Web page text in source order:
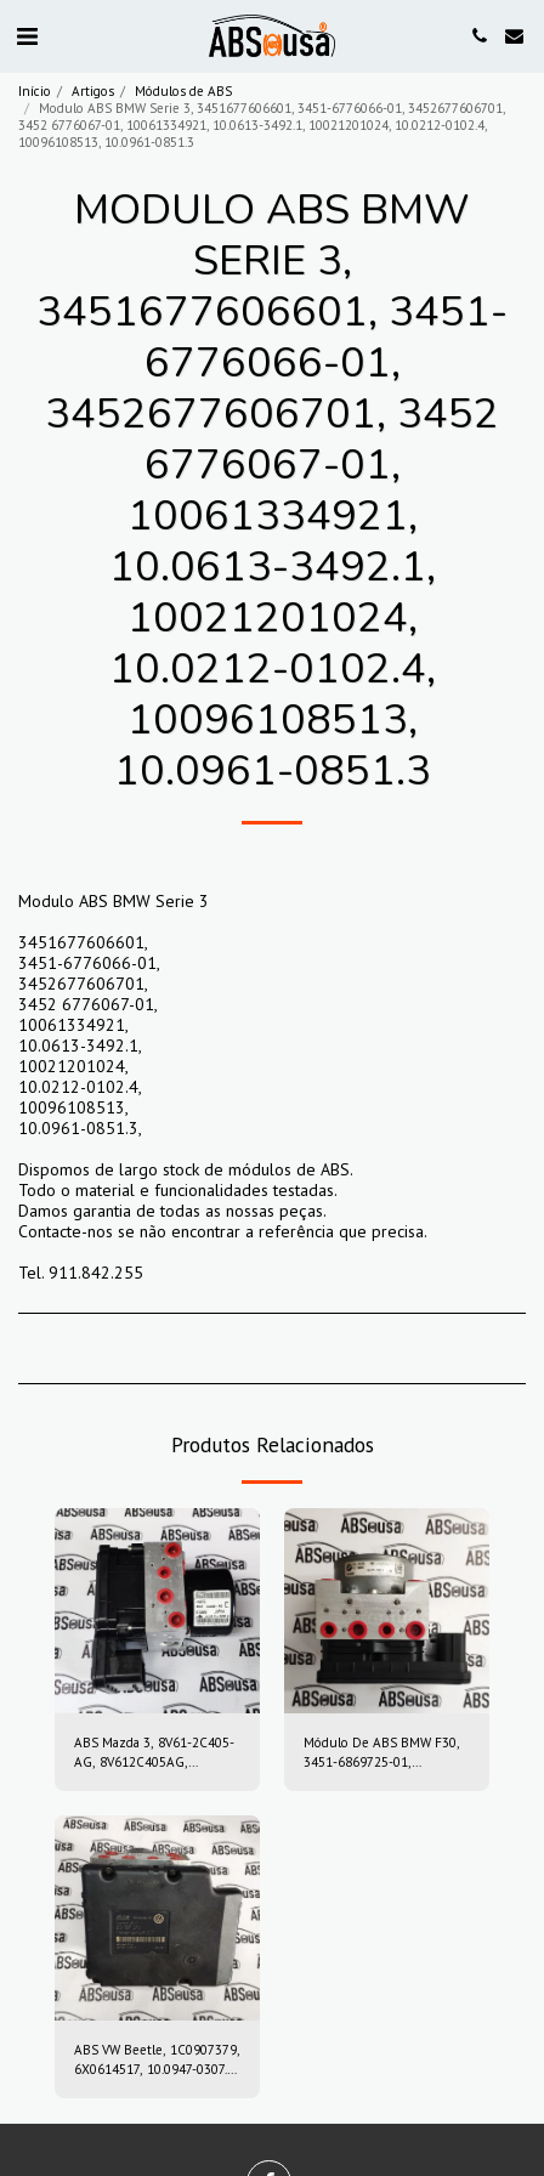
Início Artigos
Módulos de ABS
Modulo ABS BMW Serie 3, 3451677606601, 3451-6776066-01, 3452677606701,
3452 6776067-01, 10061334921, 10.0613-3492.1, 10021201024, 10.0212-0102.4,
10096108513, 10.0961-0851.3
MODULO ABS BMW
SERIE 3,
3451677606601, 3451-
6776066-01,
3452677606701, 3452
6776067-01,
10061334921,
10.0613-3492.1,
10021201024,
10.0212-0102.4,
10096108513,
10.0961-0851.3
Modulo ABS BMW Serie 3
3451677606601,
3451-6776066-01,
3452677606701,
3452 6776067-01,
10061334921,
10.0613-3492.1,
10021201024,
10.0212-0102.4,
10096108513,
10.0961-0851.3,
Dispomos de largo stock de módulos de ABS.
Todo o material e funcionalidades testadas.
Damos garantia de todas as nossas peças.
Contacte-nos se não encontrar a referência que precisa.
Tel. 911.842.255
Produtos Relacionados
ABS Mazda 3, 8V61-2C405-
AG, 8V612C405AG,
10096101153
Módulo De ABS BMW F30,
3451-6869725-01,
ABS VW Beetle, 1C0907379,
6X0614517, 10.0947-0307.3,
10020402224